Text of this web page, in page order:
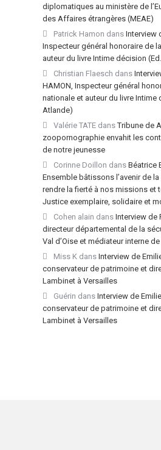
diplomatiques au ministère de
des Affaires étrangères (MEAE)
Patrick Hamon dans Interview
Inspecteur général honoraire de
auteur du livre Intime décision
Christian Flaesch dans
HAMON, Inspecteur général
nationale et auteur du livre Intime
Atlande)
Valérie TATE dansTribune de
zoopornographie envahit les
de notre jeunesse
Corinne Doillon dans Béatrice
Ensemble bâtissons l’avenir de
rendre la fierté à nos missions et
Justice exemplaire, solidaire et
Cohen alain dans Interview de
directeur départemental de la
Val d’Oise et médiateur interne
Miss K dans Interview de
conservateur de patrimoine et
Lambinet à Versailles
Guérin dans Interview de
conservateur de patrimoine et
Lambinet à Versailles